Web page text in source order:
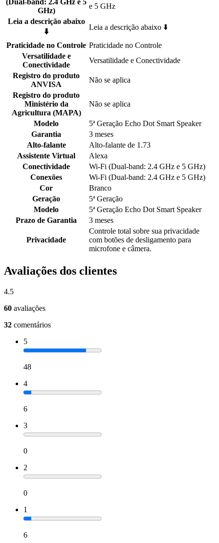
(Dual-band: 2.4 GHz e 5
GHz)
e 5 GHz
Leia a descrição abaixo
⬇️
Leia a descrição abaixo ⬇️
Praticidade no Controle Praticidade no Controle
Versatilidade e
Conectividade
Versatilidade e Conectividade
Registro do produto
ANVISA
Não se aplica
Registro do produto
Ministério da
Agricultura (MAPA)
Não se aplica
Modelo
5ª Geração Echo Dot Smart Speaker
Garantia
3 meses
Alto-falante
Alto-falante de 1.73
Assistente Virtual
Alexa
Conectividade
Wi-Fi (Dual-band: 2.4 GHz e 5 GHz)
Conexões
Wi-Fi (Dual-band: 2.4 GHz e 5 GHz)
Cor
Branco
Geração
5ª Geração
Modelo
5ª Geração Echo Dot Smart Speaker
Prazo de Garantia
3 meses
Privacidade
Controle total sobre sua privacidade
com botões de desligamento para
microfone e câmera.
Avaliações dos clientes
4.5
60 avaliações
32 comentários
5
48
4
6
3
0
2
0
1
6